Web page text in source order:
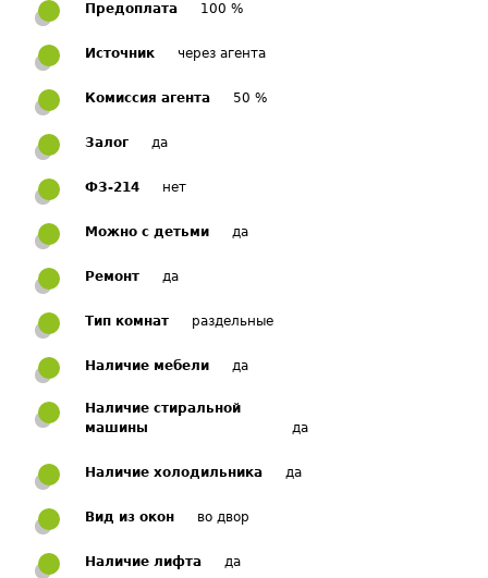
Предоплата 100 %
Источник через агента
Комиссия агента 50 %
Залог да
ФЗ-214 нет
Можно с детьми да
Ремонт да
Тип комнат раздельные
Наличие мебели да
Наличие стиральной
машины
да
Наличие холодильника да
Вид из окон во двор
Наличие лифта да